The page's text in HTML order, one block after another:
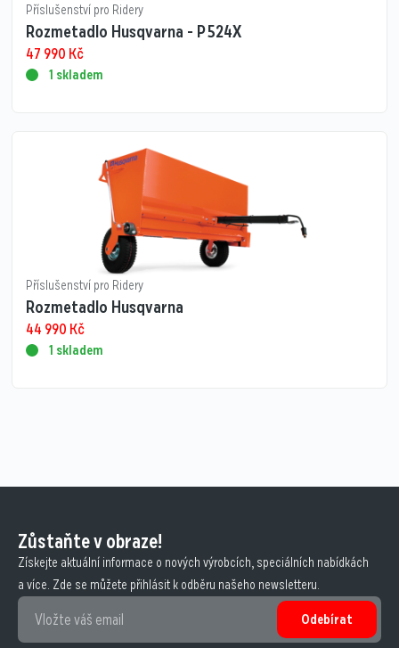
Příslušenství pro Ridery
Rozmetadlo Husqvarna - P 524X
47 990 Kč
1 skladem
Příslušenství pro Ridery
Rozmetadlo Husqvarna
44 990 Kč
1 skladem
Zůstaňte v obraze!
Získejte aktuální informace o nových výrobcích, speciálních nabídkách
a více. Zde se můžete přihlásit k odběru našeho newsletteru.
Odebírat